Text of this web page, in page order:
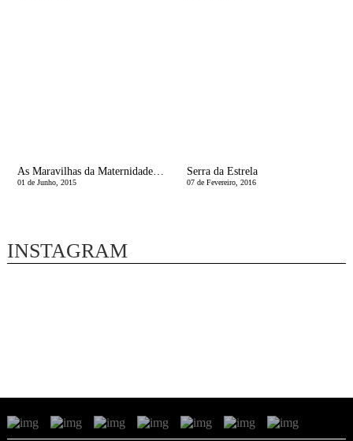
As Maravilhas da Maternidade | Dia da CrianÃ§a
01 de Junho, 2015
Serra da Estrela
07 de Fevereiro, 2016
INSTAGRAM